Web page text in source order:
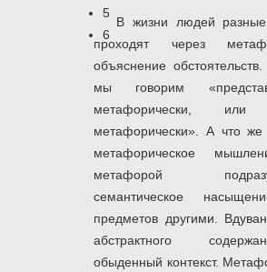
5
6
В жизни людей разные
проходят через
объяснение
мы говорим
метафорически, или
метафорически». А что же
метафорическое
метафорой
семантическое
предметов другими.
абстрактного
обыденный контекст.